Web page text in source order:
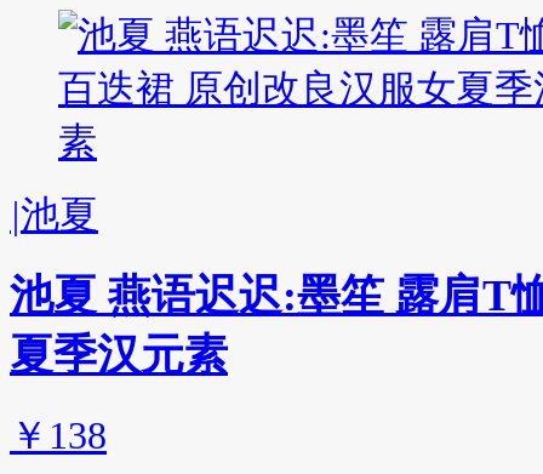
|池夏
池夏 燕语迟迟:墨笙 露肩T
夏季汉元素
￥138